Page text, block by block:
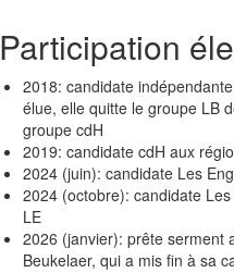
Participation
2018: candidate
élue, elle quitte le groupe LB
groupe cdH
2019: candidate cdH aux
2024 (juin): candidate Les
2024 (octobre): candidate
LE
2026 (janvier): prête serment
Beukelaer, qui a mis fin à sa